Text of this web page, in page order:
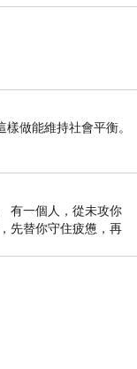
做能維持社會平衡。
有一個人，從未攻你
先替你守住疲憊，再